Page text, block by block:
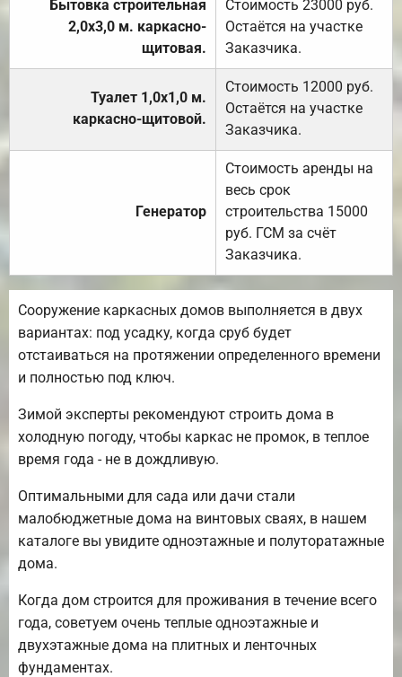
Бытовка строительная
2,0х3,0 м. каркасно-
щитовая.
Стоимость 23000 руб.
Остаётся на участке
Заказчика.
Туалет 1,0х1,0 м.
каркасно-щитовой.
Стоимость 12000 руб.
Остаётся на участке
Заказчика.
Генератор
Стоимость аренды на
весь срок
строительства 15000
руб. ГСМ за счёт
Заказчика.
Сооружение каркасных домов выполняется в двух
вариантах: под усадку, когда сруб будет
отстаиваться на протяжении определенного времени
и полностью под ключ.
Зимой эксперты рекомендуют строить дома в
холодную погоду, чтобы каркас не промок, в теплое
время года - не в дождливую.
Оптимальными для сада или дачи стали
малобюджетные дома на винтовых сваях, в нашем
каталоге вы увидите одноэтажные и полуторатажные
дома.
Когда дом строится для проживания в течение всего
года, советуем очень теплые одноэтажные и
двухэтажные дома на плитных и ленточных
фундаментах.